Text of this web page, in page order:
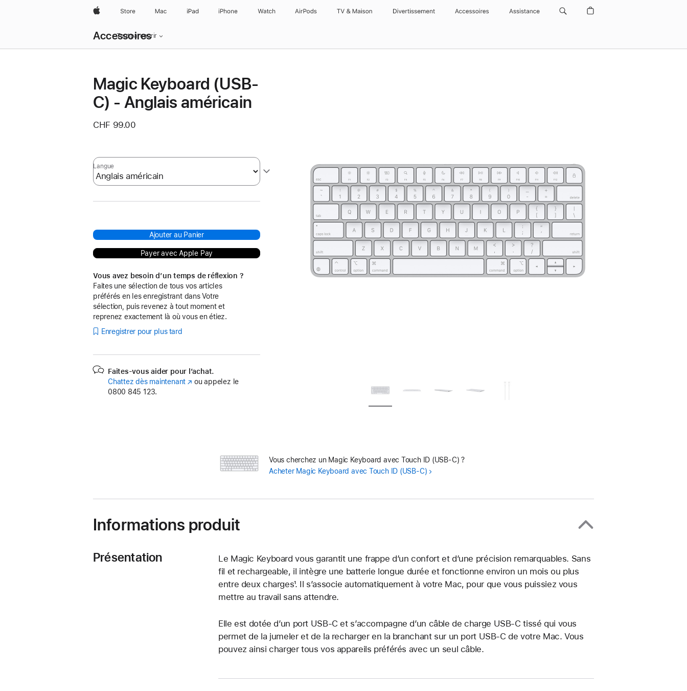
AppleStore Mac iPad iPhone Watch AirPods TV & Maison Divertissements Accessoires Assistance
Accessoires
locale
Ouvrir
Tout parcourir
Magic Keyboard (USB-
C) - Anglais américain
CHF 99.00
Langue
Ajouter au Panier
Payer avec Apple Pay
Vous avez besoin d’un temps de réflexion ?
Faites une sélection de tous vos articles
préférés en les enregistrant dans Votre
sélection, puis revenez à tout moment et
reprenez exactement là où vous en étiez.
Enregistrer pour plus tard
Faites-vous aider pour l’achat.
Chattez dès maintenant (s’ouvre
ou appelez le
0800 845 123.
Vous cherchez un Magic Keyboard avec Touch ID (USB-C) ?
AcheterMagic Keyboard avec Touch ID (USB-C)
Informations produit
Présentation
Le Magic Keyboard vous garantit une frappe d’un confort et d’une précision remarquables. Sans
fil et rechargeable, il intègre une batterie longue durée et fonctionne environ un mois ou plus
entre deux charges¹. Il s’associe automatiquement à votre Mac, pour que vous puissiez vous
mettre au travail sans attendre.
Elle est dotée d’un port USB‑C et s’accompagne d’un câble de charge USB‑C tissé qui vous
permet de la jumeler et de la recharger en la branchant sur un port USB‑C de votre Mac. Vous
pouvez ainsi charger tous vos appareils préférés avec un seul câble.